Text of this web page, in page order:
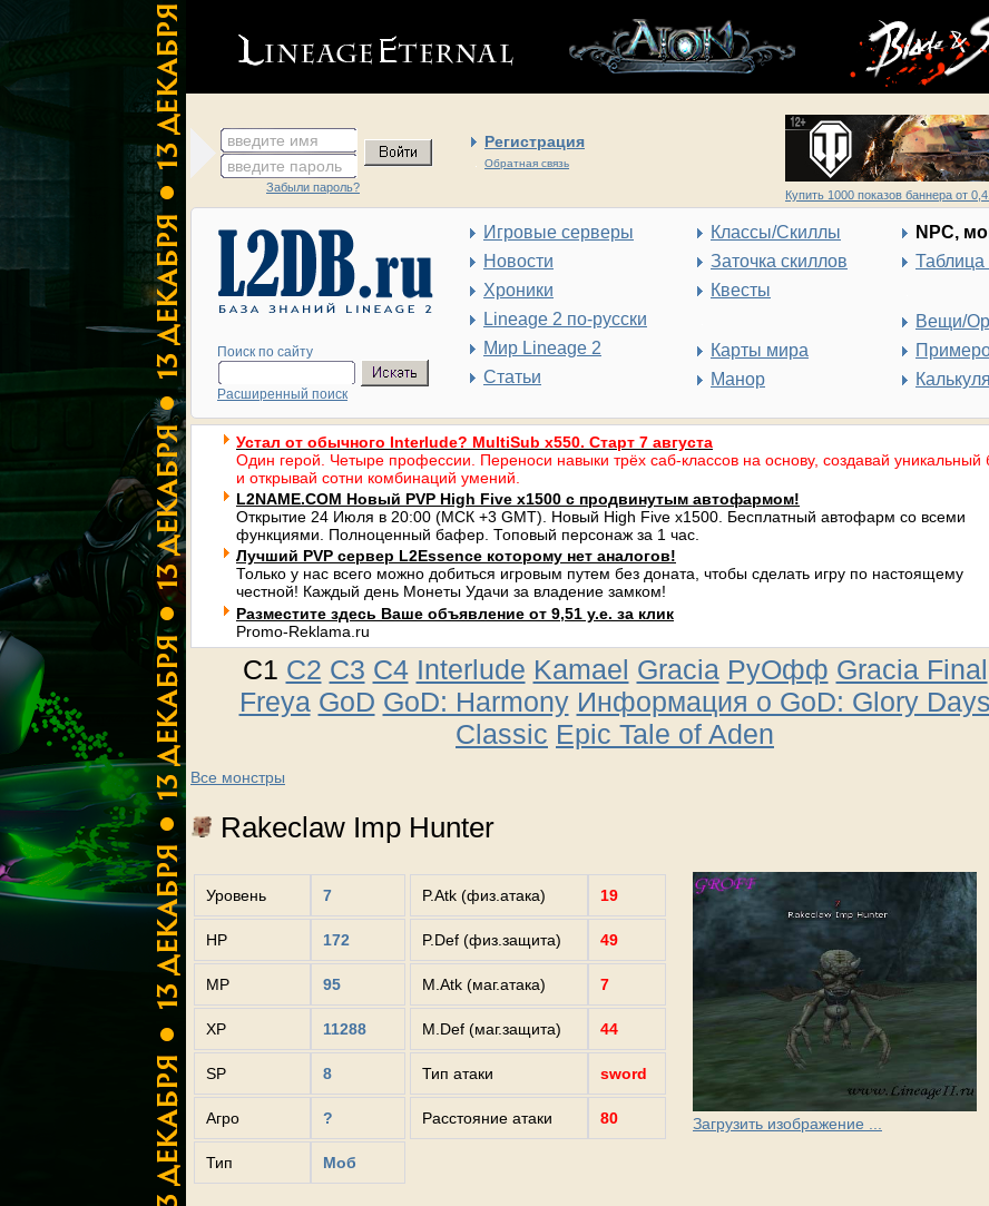
введите имя Регистрация
Обратная связь
введите пароль
Забыли пароль?
Купить 1000 показов баннера от
Поиск по сайту
Расширенный поиск
Игровые серверы
Новости
Хроники
Lineage 2 по-русски
Мир Lineage 2
Статьи
Классы/Скиллы
Заточка скиллов
Квесты
Карты мира
Манор
NPC,
Таблица
Вещи/
Устал от обычного Interlude? MultiSub x550. Старт 7 августа
Один герой. Четыре профессии. Переноси навыки трёх саб-классов на основу, создавай уникальный
и открывай сотни комбинаций умений.
L2NAME.COM Новый PVP High Five x1500 с продвинутым автофармом!
Открытие 24 Июля в 20:00 (МСК +3 GMT). Новый High Five x1500. Бесплатный автофарм со всеми
функциями. Полноценный бафер. Топовый персонаж за 1 час.
Лучший PVP сервер L2Essence которому нет аналогов!
Только у нас всего можно добиться игровым путем без доната, чтобы сделать игру по настоящему
честной! Каждый день Монеты Удачи за владение замком!
Разместите здесь Ваше объявление от 9,51 у.е. за клик
Promo-Reklama.ru
C1 C2 C3 C4 Interlude Kamael Gracia РуОфф Gracia Final
Freya GoD GoD: Harmony Информация о GoD: Glory Days
Classic Epic Tale of Aden
Все монстры
Rakeclaw Imp Hunter
Уровень 7
HP 172
MP 95
XP 11288
SP 8
Агро ?
Тип Моб
P.Atk (физ.атака) 19
P.Def (физ.защита) 49
M.Atk (маг.атака) 7
M.Def (маг.защита) 44
Тип атаки sword
Расстояние атаки 80 Загрузить изображение ...